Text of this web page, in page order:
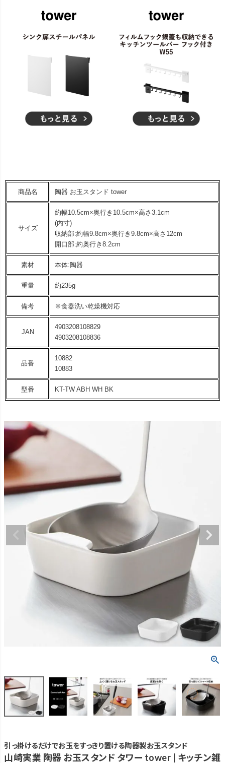
商品名 陶器 お玉スタンド tower
サイズ
約幅10.5cm×奥行き10.5cm×高さ3.1cm
(内寸)
収納部:約幅9.8cm×奥行き9.8cm×高さ12cm
開口部:約奥行き8.2cm
素材 本体:陶器
重量 約235g
備考 ※食器洗い乾燥機対応
JAN
4903208108829
4903208108836
品番
10882
10883
型番 KT-TW ABH WH BK
引っ掛けるだけでお玉をすっきり置ける陶器製お玉スタンド
山崎実業 陶器 お玉スタンド タワー tower | キッチン雑